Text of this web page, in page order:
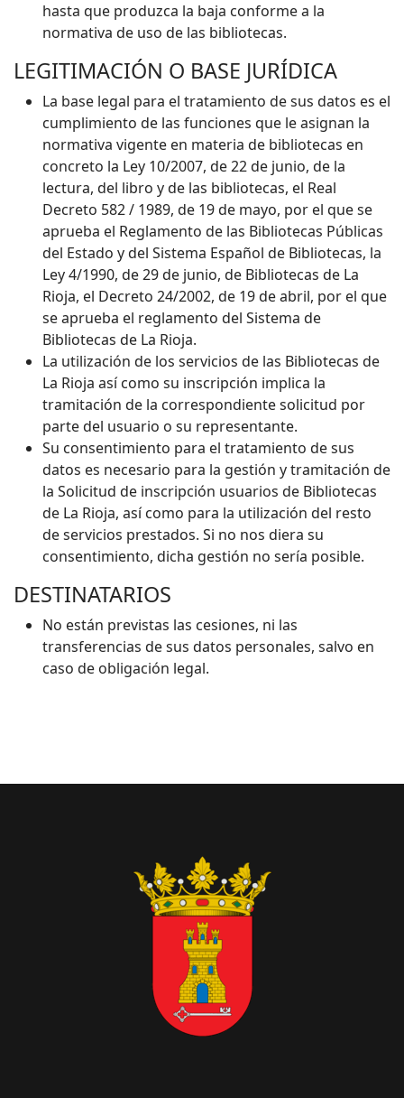
hasta que produzca la baja conforme a la
normativa de uso de las bibliotecas.
LEGITIMACIÓN O BASE JURÍDICA
La base legal para el tratamiento de sus datos es el
cumplimiento de las funciones que le asignan la
normativa vigente en materia de bibliotecas en
concreto la Ley 10/2007, de 22 de junio, de la
lectura, del libro y de las bibliotecas, el Real
Decreto 582 / 1989, de 19 de mayo, por el que se
aprueba el Reglamento de las Bibliotecas Públicas
del Estado y del Sistema Español de Bibliotecas, la
Ley 4/1990, de 29 de junio, de Bibliotecas de La
Rioja, el Decreto 24/2002, de 19 de abril, por el que
se aprueba el reglamento del Sistema de
Bibliotecas de La Rioja.
La utilización de los servicios de las Bibliotecas de
La Rioja así como su inscripción implica la
tramitación de la correspondiente solicitud por
parte del usuario o su representante.
Su consentimiento para el tratamiento de sus
datos es necesario para la gestión y tramitación de
la Solicitud de inscripción usuarios de Bibliotecas
de La Rioja, así como para la utilización del resto
de servicios prestados. Si no nos diera su
consentimiento, dicha gestión no sería posible.
DESTINATARIOS
No están previstas las cesiones, ni las
transferencias de sus datos personales, salvo en
caso de obligación legal.